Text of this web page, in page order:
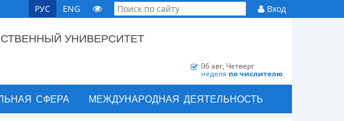
РУС ENG Вход
УНИВЕРСИТЕТ
06 авг, Четверг
неделя по числителю
СФЕРА МЕЖДУНАРОДНАЯ ДЕЯТЕЛЬНОСТЬ